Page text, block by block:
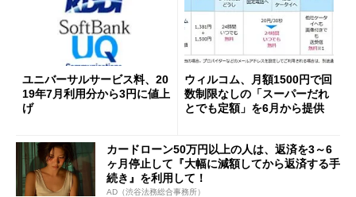
ユニバーサルサービス料、20
19年7月利用分から3円に値上
げ
ウィルコム、月額1500円で回
数制限なしの「スーパーだれ
とでも定額」を6月から提供
カードローン50万円以上の人は、返済を3～6
ヶ月停止して『大幅に減額してから返済する手
続き』を利用して！
AD（渋谷法務総合事務所）